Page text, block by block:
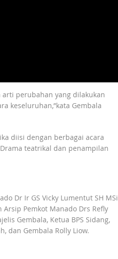
perubahan yang dilakukan
keseluruhan,”kata Gembala
diisi dengan berbagai acara
teatrikal dan penampilan
Dr Ir GS Vicky Lumentut SH MSi
Pemkot Manado Drs Refly
Gembala, Ketua BPS Sidang,
dan Gembala Rolly Liow.